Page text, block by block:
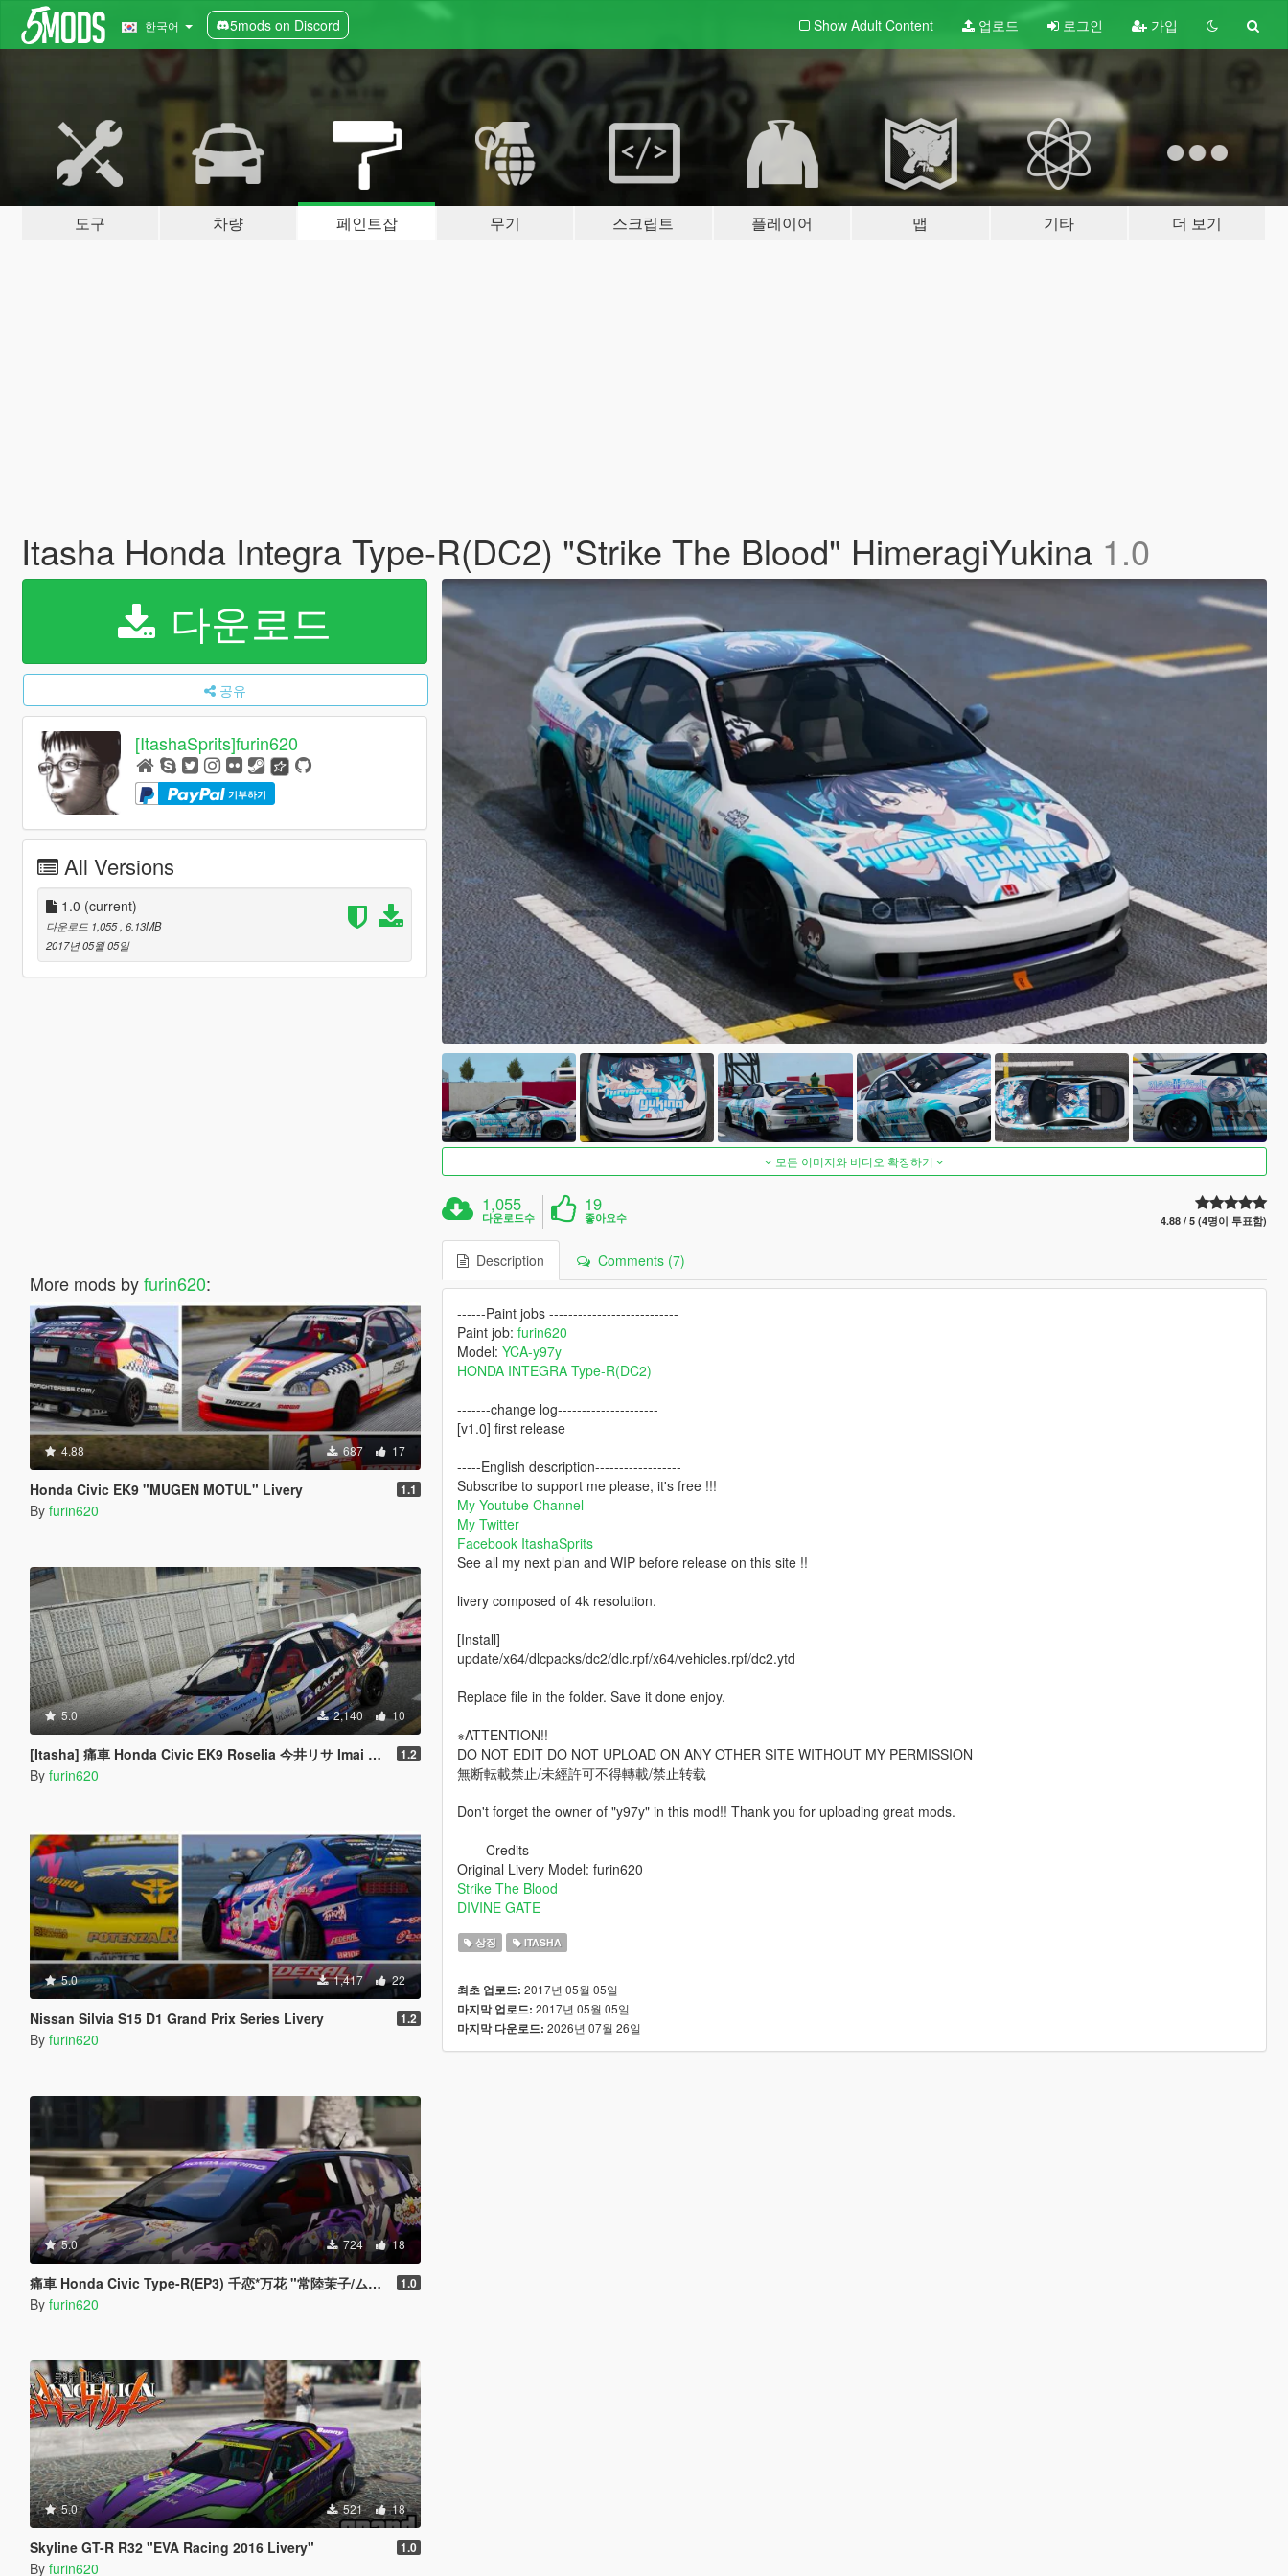
한국어 5mods on Discord Show Adult Content 업로드 로그인 가입
도구 차량 페인트잡 무기 스크립트 플레이어 맵 기타 더 보기
Itasha Honda Integra Type-R(DC2) "Strike The Blood" HimeragiYukina 1.0
다운로드
공유
[ItashaSprits]furin620
기부하기
All Versions
1.0 (current)
다운로드 1,055 , 6.13MB
2017년 05월 05일
More mods byfurin620:
4.88 687 17
Honda Civic EK9 "MUGEN MOTUL" Livery 1.1
By furin620
5.0 2,140 10
[Itasha] 痛車 Honda Civic EK9 Roselia 今井リサ Imai Lisa BanG Dream 1.2
By furin620
5.0 1,417 22
Nissan Silvia S15 D1 Grand Prix Series Livery 1.2
By furin620
5.0 724 18
痛車 Honda Civic Type-R(EP3) 千恋*万花 "常陸茉子/ムラサメ"仕様 1.0
By furin620
5.0 521 18
Skyline GT-R R32 "EVA Racing 2016 Livery" 1.0
By furin620
모든 이미지와 비디오 확장하기
1,055
다운로드수
19
좋아요수 4.88 / 5 (4명이 투표함)
Description Comments (7)
------Paint jobs ---------------------------
Paint job: furin620
Model: YCA-y97y
HONDA INTEGRA Type-R(DC2)
-------change log---------------------
[v1.0] first release
-----English description------------------
Subscribe to support me please, it's free !!!
My Youtube Channel
My Twitter
Facebook ItashaSprits
See all my next plan and WIP before release on this site !!
livery composed of 4k resolution.
[Install]
update/x64/dlcpacks/dc2/dlc.rpf/x64/vehicles.rpf/dc2.ytd
Replace file in the folder. Save it done enjoy.
※ATTENTION!!
DO NOT EDIT DO NOT UPLOAD ON ANY OTHER SITE WITHOUT MY PERMISSION
無断転載禁止/未經許可不得轉載/禁止转载
Don't forget the owner of "y97y" in this mod!! Thank you for uploading great mods.
------Credits ---------------------------
Original Livery Model: furin620
Strike The Blood
DIVINE GATE
상징 ITASHA
최초 업로드: 2017년 05월 05일
마지막 업로드: 2017년 05월 05일
마지막 다운로드: 2026년 07월 26일